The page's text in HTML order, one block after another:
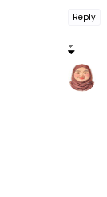
Reply